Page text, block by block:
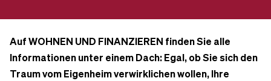
Auf WOHNEN UND FINANZIEREN finden Sie alle
Informationen unter einem Dach: Egal, ob Sie sich den
Traum vom Eigenheim verwirklichen wollen, Ihre